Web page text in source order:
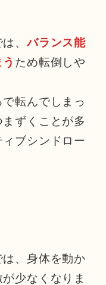
は、バランス能
ため転倒しや
転んでしまっ
ずくことが多
ブシンドロー
、身体を動か
少なくなりま